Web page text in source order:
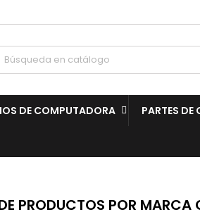
DE COMPUTADORA PARTES
PRODUCTOS POR MARCA